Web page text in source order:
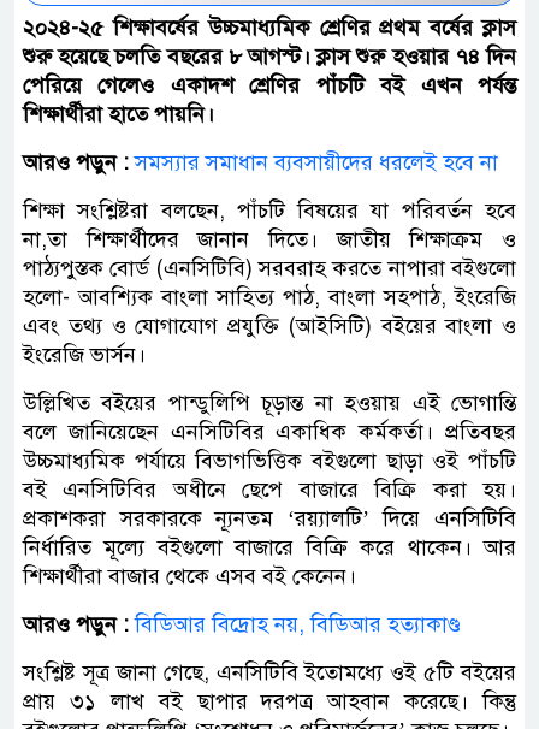
২০২৪-২৫ শিক্ষাবর্ষের উচ্চমাধ্যমিক শ্রেণির প্রথম বর্ষের ক্লাস
শুরু হয়েছে চলতি বছরের ৮ আগস্ট। ক্লাস শুরু হওয়ার ৭৪ দিন
পেরিয়ে গেলেও একাদশ শ্রেণির পাঁচটি বই এখন পর্যন্ত
শিক্ষার্থীরা হাতে পায়নি।
আরও পড়ুন : সমস্যার সমাধান ব্যবসায়ীদের ধরলেই হবে না
শিক্ষা সংশ্লিষ্টরা বলছেন, পাঁচটি বিষয়ের যা পরিবর্তন হবে
না,তা শিক্ষার্থীদের জানান দিতে। জাতীয় শিক্ষাক্রম ও
পাঠ্যপুস্তক বোর্ড (এনসিটিবি) সরবরাহ করতে নাপারা বইগুলো
হলো- আবশ্যিক বাংলা সাহিত্য পাঠ, বাংলা সহপাঠ, ইংরেজি
এবং তথ্য ও যোগাযোগ প্রযুক্তি (আইসিটি) বইয়ের বাংলা ও
ইংরেজি ভার্সন।
উল্লিখিত বইয়ের পান্ডুলিপি চূড়ান্ত না হওয়ায় এই ভোগান্তি
বলে জানিয়েছেন এনসিটিবির একাধিক কর্মকর্তা। প্রতিবছর
উচ্চমাধ্যমিক পর্যায়ে বিভাগভিত্তিক বইগুলো ছাড়া ওই পাঁচটি
বই এনসিটিবির অধীনে ছেপে বাজারে বিক্রি করা হয়।
প্রকাশকরা সরকারকে ন্যূনতম ‘রয়্যালটি’ দিয়ে এনসিটিবি
নির্ধারিত মূল্যে বইগুলো বাজারে বিক্রি করে থাকেন। আর
শিক্ষার্থীরা বাজার থেকে এসব বই কেনেন।
আরও পড়ুন : বিডিআর বিদ্রোহ নয়, বিডিআর হত্যাকাণ্ড
সংশ্লিষ্ট সূত্র জানা গেছে, এনসিটিবি ইতোমধ্যে ওই ৫টি বইয়ের
প্রায় ৩১ লাখ বই ছাপার দরপত্র আহবান করেছে। কিন্তু